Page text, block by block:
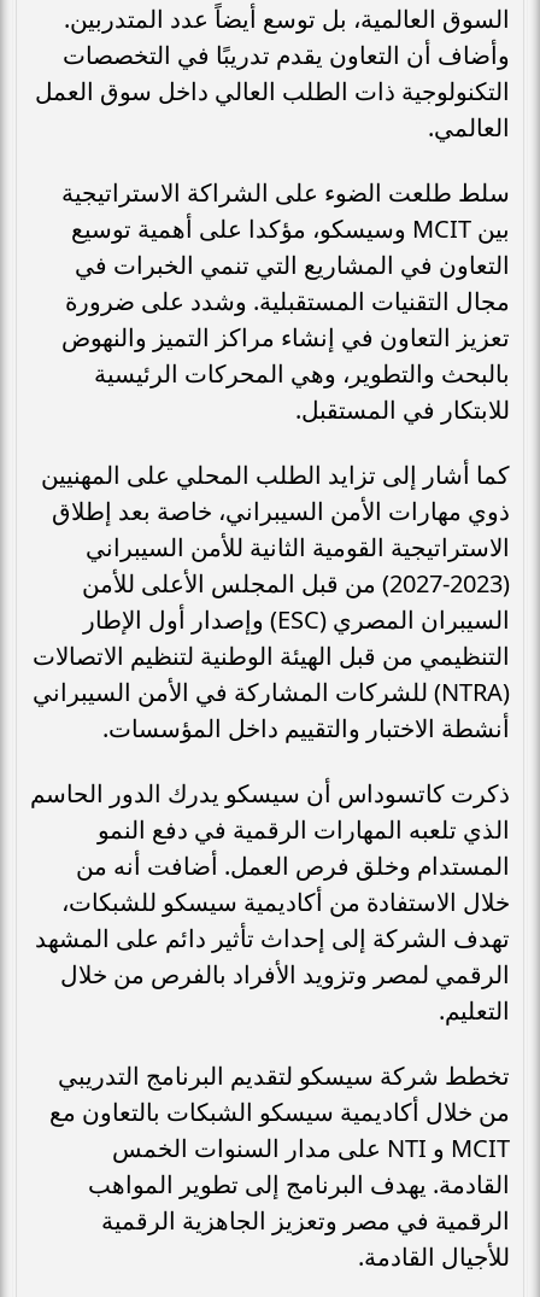
السوق العالمية، بل توسع أيضاً عدد المتدربين.
وأضاف أن التعاون يقدم تدريبًا في التخصصات
التكنولوجية ذات الطلب العالي داخل سوق العمل
العالمي.
سلط طلعت الضوء على الشراكة الاستراتيجية
بين MCIT وسيسكو، مؤكدا على أهمية توسيع
التعاون في المشاريع التي تنمي الخبرات في
مجال التقنيات المستقبلية. وشدد على ضرورة
تعزيز التعاون في إنشاء مراكز التميز والنهوض
بالبحث والتطوير، وهي المحركات الرئيسية
للابتكار في المستقبل.
كما أشار إلى تزايد الطلب المحلي على المهنيين
ذوي مهارات الأمن السيبراني، خاصة بعد إطلاق
الاستراتيجية القومية الثانية للأمن السيبراني
(2023-2027) من قبل المجلس الأعلى للأمن
السيبران المصري (ESC) وإصدار أول الإطار
التنظيمي من قبل الهيئة الوطنية لتنظيم الاتصالات
(NTRA) للشركات المشاركة في الأمن السيبراني
أنشطة الاختبار والتقييم داخل المؤسسات.
ذكرت كاتسوداس أن سيسكو يدرك الدور الحاسم
الذي تلعبه المهارات الرقمية في دفع النمو
المستدام وخلق فرص العمل. أضافت أنه من
خلال الاستفادة من أكاديمية سيسكو للشبكات،
تهدف الشركة إلى إحداث تأثير دائم على المشهد
الرقمي لمصر وتزويد الأفراد بالفرص من خلال
التعليم.
تخطط شركة سيسكو لتقديم البرنامج التدريبي
من خلال أكاديمية سيسكو الشبكات بالتعاون مع
MCIT و NTI على مدار السنوات الخمس
القادمة. يهدف البرنامج إلى تطوير المواهب
الرقمية في مصر وتعزيز الجاهزية الرقمية
للأجيال القادمة.